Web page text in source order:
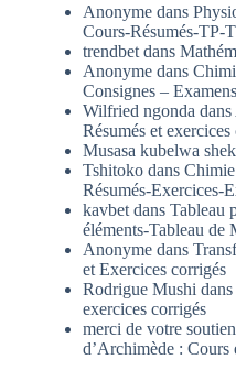
Anonyme dans
Cours-Résumés-TP-
trendbet dans
Anonyme dans
Consignes – Examens
Wilfried ngonda dans
Résumés et exercices
Musasa kubelwa
Tshitoko dans
Résumés-Exercices-
kavbet dans Tableau
éléments-Tableau de
Anonyme dans
et Exercices corrigés
Rodrigue Mushi dans
exercices corrigés
merci de votre soutien
d’Archimède : Cours